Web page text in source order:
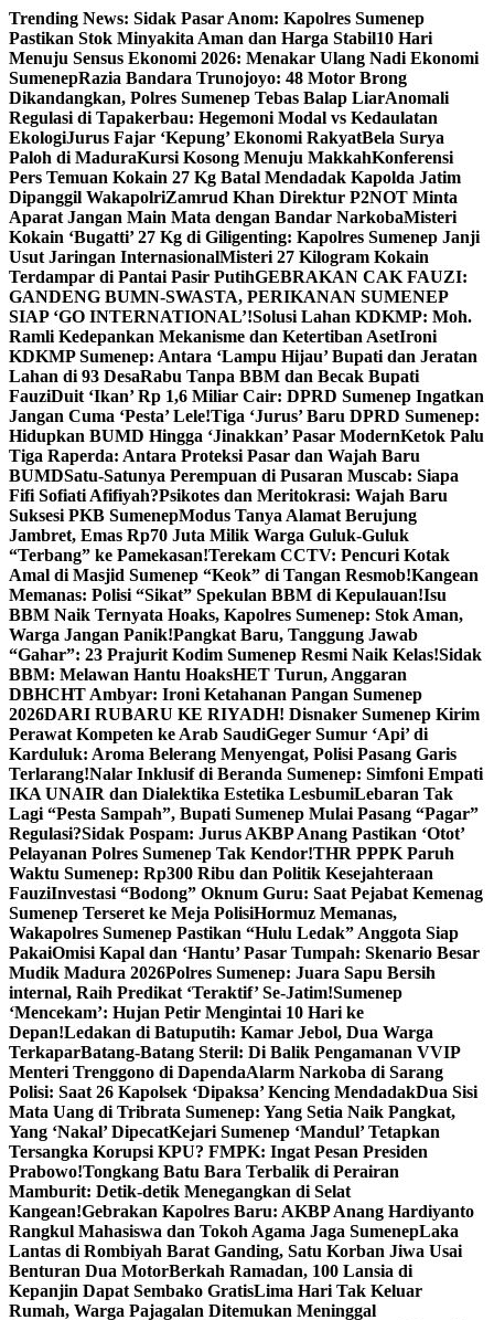
Skip
to
content
Trending News: Sidak Pasar Anom: Kapolres Sumenep
Pastikan Stok Minyakita Aman dan Harga Stabil10 Hari
Menuju Sensus Ekonomi 2026: Menakar Ulang Nadi Ekonomi
SumenepRazia Bandara Trunojoyo: 48 Motor Brong
Dikandangkan, Polres Sumenep Tebas Balap LiarAnomali
Regulasi di Tapakerbau: Hegemoni Modal vs Kedaulatan
EkologiJurus Fajar ‘Kepung’ Ekonomi RakyatBela Surya
Paloh di MaduraKursi Kosong Menuju MakkahKonferensi
Pers Temuan Kokain 27 Kg Batal Mendadak Kapolda Jatim
Dipanggil WakapolriZamrud Khan Direktur P2NOT Minta
Aparat Jangan Main Mata dengan Bandar NarkobaMisteri
Kokain ‘Bugatti’ 27 Kg di Giligenting: Kapolres Sumenep Janji
Usut Jaringan InternasionalMisteri 27 Kilogram Kokain
Terdampar di Pantai Pasir PutihGEBRAKAN CAK FAUZI:
GANDENG BUMN-SWASTA, PERIKANAN SUMENEP
SIAP ‘GO INTERNATIONAL’!Solusi Lahan KDKMP: Moh.
Ramli Kedepankan Mekanisme dan Ketertiban AsetIroni
KDKMP Sumenep: Antara ‘Lampu Hijau’ Bupati dan Jeratan
Lahan di 93 DesaRabu Tanpa BBM dan Becak Bupati
FauziDuit ‘Ikan’ Rp 1,6 Miliar Cair: DPRD Sumenep Ingatkan
Jangan Cuma ‘Pesta’ Lele!Tiga ‘Jurus’ Baru DPRD Sumenep:
Hidupkan BUMD Hingga ‘Jinakkan’ Pasar ModernKetok Palu
Tiga Raperda: Antara Proteksi Pasar dan Wajah Baru
BUMDSatu-Satunya Perempuan di Pusaran Muscab: Siapa
Fifi Sofiati Afifiyah?Psikotes dan Meritokrasi: Wajah Baru
Suksesi PKB SumenepModus Tanya Alamat Berujung
Jambret, Emas Rp70 Juta Milik Warga Guluk-Guluk
“Terbang” ke Pamekasan!Terekam CCTV: Pencuri Kotak
Amal di Masjid Sumenep “Keok” di Tangan Resmob!Kangean
Memanas: Polisi “Sikat” Spekulan BBM di Kepulauan!Isu
BBM Naik Ternyata Hoaks, Kapolres Sumenep: Stok Aman,
Warga Jangan Panik!Pangkat Baru, Tanggung Jawab
“Gahar”: 23 Prajurit Kodim Sumenep Resmi Naik Kelas!Sidak
BBM: Melawan Hantu HoaksHET Turun, Anggaran
DBHCHT Ambyar: Ironi Ketahanan Pangan Sumenep
2026DARI RUBARU KE RIYADH! Disnaker Sumenep Kirim
Perawat Kompeten ke Arab SaudiGeger Sumur ‘Api’ di
Karduluk: Aroma Belerang Menyengat, Polisi Pasang Garis
Terlarang!Nalar Inklusif di Beranda Sumenep: Simfoni Empati
IKA UNAIR dan Dialektika Estetika LesbumiLebaran Tak
Lagi “Pesta Sampah”, Bupati Sumenep Mulai Pasang “Pagar”
Regulasi?Sidak Pospam: Jurus AKBP Anang Pastikan ‘Otot’
Pelayanan Polres Sumenep Tak Kendor!THR PPPK Paruh
Waktu Sumenep: Rp300 Ribu dan Politik Kesejahteraan
FauziInvestasi “Bodong” Oknum Guru: Saat Pejabat Kemenag
Sumenep Terseret ke Meja PolisiHormuz Memanas,
Wakapolres Sumenep Pastikan “Hulu Ledak” Anggota Siap
PakaiOmisi Kapal dan ‘Hantu’ Pasar Tumpah: Skenario Besar
Mudik Madura 2026Polres Sumenep: Juara Sapu Bersih
internal, Raih Predikat ‘Teraktif’ Se-Jatim!Sumenep
‘Mencekam’: Hujan Petir Mengintai 10 Hari ke
Depan!Ledakan di Batuputih: Kamar Jebol, Dua Warga
TerkaparBatang-Batang Steril: Di Balik Pengamanan VVIP
Menteri Trenggono di DapendaAlarm Narkoba di Sarang
Polisi: Saat 26 Kapolsek ‘Dipaksa’ Kencing MendadakDua Sisi
Mata Uang di Tribrata Sumenep: Yang Setia Naik Pangkat,
Yang ‘Nakal’ DipecatKejari Sumenep ‘Mandul’ Tetapkan
Tersangka Korupsi KPU? FMPK: Ingat Pesan Presiden
Prabowo!Tongkang Batu Bara Terbalik di Perairan
Mamburit: Detik-detik Menegangkan di Selat
Kangean!Gebrakan Kapolres Baru: AKBP Anang Hardiyanto
Rangkul Mahasiswa dan Tokoh Agama Jaga SumenepLaka
Lantas di Rombiyah Barat Ganding, Satu Korban Jiwa Usai
Benturan Dua MotorBerkah Ramadan, 100 Lansia di
Kepanjin Dapat Sembako GratisLima Hari Tak Keluar
Rumah, Warga Pajagalan Ditemukan Meninggal